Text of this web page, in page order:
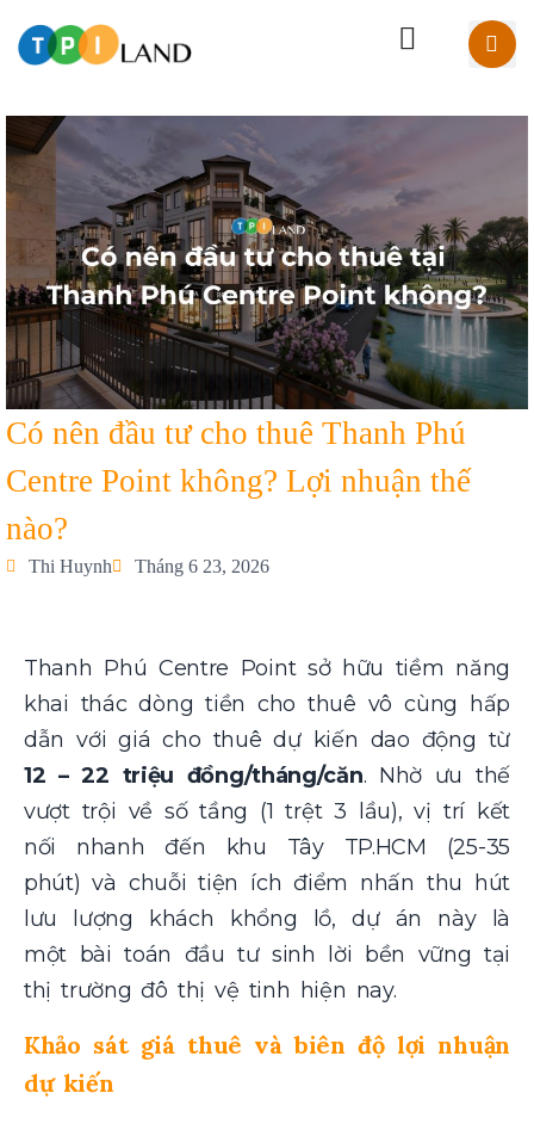
Có nên đầu tư cho thuê Thanh Phú
Centre Point không? Lợi nhuận thế
nào?
Thi Huynh Tháng 6 23, 2026
Thanh Phú Centre Point sở hữu tiềm năng
khai thác dòng tiền cho thuê vô cùng hấp
dẫn với giá cho thuê dự kiến dao động từ
12 – 22 triệu đồng/tháng/căn. Nhờ ưu thế
vượt trội về số tầng (1 trệt 3 lầu), vị trí kết
nối nhanh đến khu Tây TP.HCM (25-35
phút) và chuỗi tiện ích điểm nhấn thu hút
lưu lượng khách khổng lồ, dự án này là
một bài toán đầu tư sinh lời bền vững tại
thị trường đô thị vệ tinh hiện nay.
Khảo sát giá thuê và biên độ lợi nhuận
dự kiến